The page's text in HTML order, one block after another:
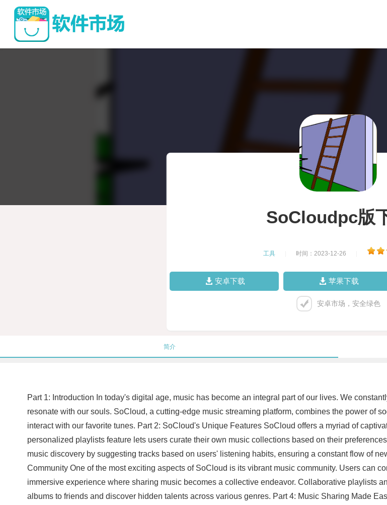
SoCloudpc版
工具 时间：2023-12-26
安卓下载 苹果下载
安卓市场，安全绿色
简介
Part 1: Introduction In today's digital age, music has become an integral part of our lives. We
resonate with our souls. SoCloud, a cutting-edge music streaming platform, combines the power of
interact with our favorite tunes. Part 2: SoCloud's Unique Features SoCloud offers a myriad of
personalized playlists feature lets users curate their own music collections based on their
music discovery by suggesting tracks based on users' listening habits, ensuring a constant flow of
Community One of the most exciting aspects of SoCloud is its vibrant music community. Users can
immersive experience where sharing music becomes a collective endeavor. Collaborative playlists
albums to friends and discover hidden talents across various genres. Part 4: Music Sharing Made